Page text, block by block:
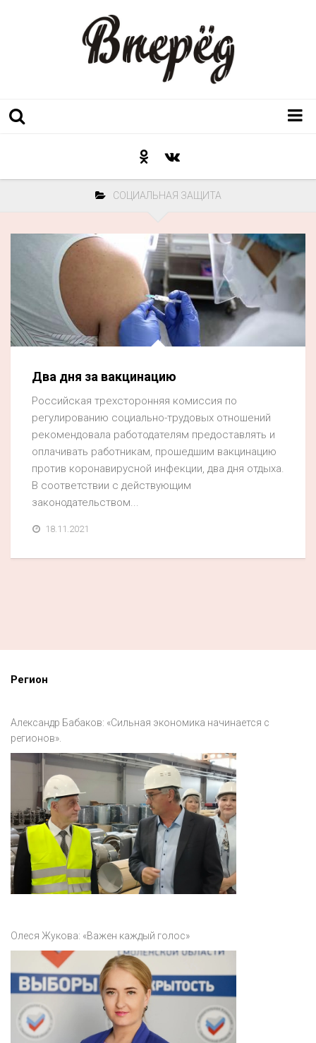
Послесловие к празднику
Неожиданный ракурс
Контакты
Люди родного края
Акция
Конкурс
Люди родного края
Национальные проекты
Память
Наши юбиляры
Перепись — 2020
СОЦИАЛЬНАЯ ЗАЩИТА
Два дня за вакцинацию
Российская трехсторонняя комиссия по
регулированию социально-трудовых отношений
рекомендовала работодателям предоставлять и
оплачивать работникам, прошедшим вакцинацию
против коронавирусной инфекции, два дня отдыха.
В соответствии с действующим
законодательством...
18.11.2021
Регион
Александр Бабаков: «Сильная экономика начинается с
регионов».
Олеся Жукова: «Важен каждый голос»